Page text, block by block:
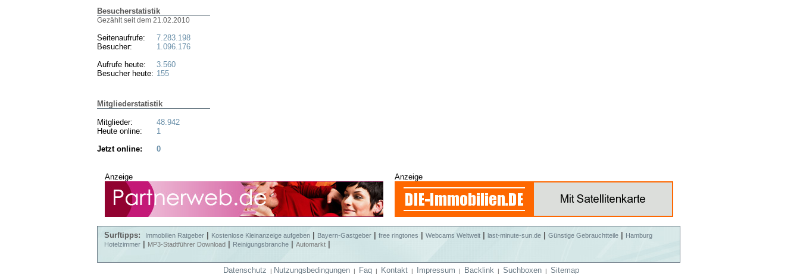
Besucherstatistik
Gezählt seit dem 21.02.2010
Seitenaufrufe:
Besucher:
Aufrufe heute:
Besucher heute:
7.283.198
1.096.176
3.560
155
Mitgliederstatistik
Mitglieder:
Heute online:
48.942
1
Jetzt online:
0
Anzeige Anzeige
Surftipps: Immobilien Ratgeber Kostenlose Kleinanzeige aufgeben Bayern-Gastgeber free ringtones Webcams Weltweit last-minute-sun.de Günstige Gebrauchtteile
Hamburg
Hotelzimmer
MP3-Stadtführer Download Reinigungsbranche Automarkt
Datenschutz | Nutzungsbedingungen| Faq| Kontakt| Impressum | Backlink | Suchboxen| Sitemap